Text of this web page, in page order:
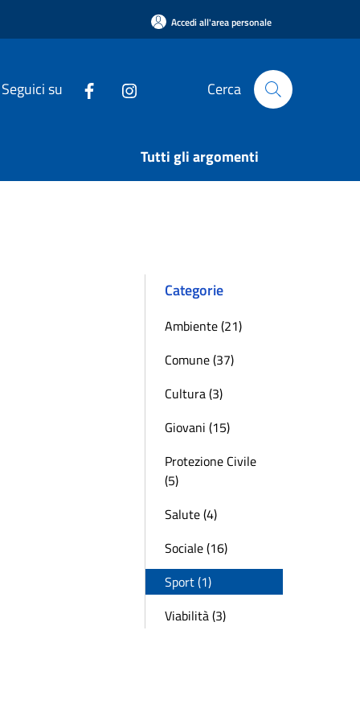
Accedi all'area personale
Seguici su Cerca
Tutti gli argomenti
Categorie
Ambiente (21)
Comune (37)
Cultura (3)
Giovani (15)
Protezione Civile
(5)
Salute (4)
Sociale (16)
Sport (1)
Viabilità (3)